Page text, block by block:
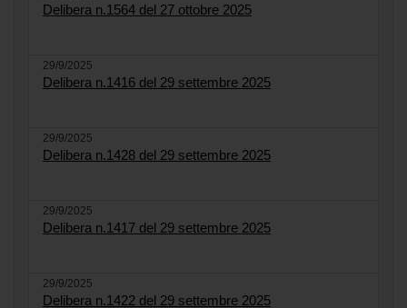
Delibera n.1564 del 27 ottobre 2025
29/9/2025
Delibera n.1416 del 29 settembre 2025
29/9/2025
Delibera n.1428 del 29 settembre 2025
29/9/2025
Delibera n.1417 del 29 settembre 2025
29/9/2025
Delibera n.1422 del 29 settembre 2025